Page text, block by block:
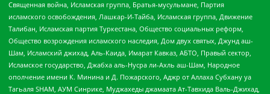
Священная война, Исламская группа, Братья-мусульмане, Партия
исламского освобождения, Лашкар-И-Тайба, Исламская группа, Движение
Талибан, Исламская партия Туркестана, Общество социальных реформ,
Общество возрождения исламского наследия, Дом двух святых, Джунд аш-
Шам, Исламский джихад, Аль-Каида, Имарат Кавказ, АБТО, Правый сектор,
Исламское государство, Джабха аль-Нусра ли-Ахль аш-Шам, Народное
ополчение имени К. Минина и Д. Пожарского, Аджр от Аллаха Субхану уа
Тагьаля SHAM, АУМ Синрике, Муджахеды джамаата Ат-Тавхида Валь-Джихад,